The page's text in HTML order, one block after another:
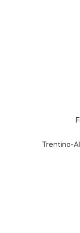
Trentino-